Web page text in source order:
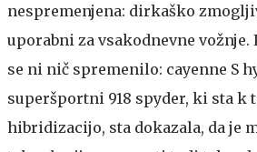
nespremenjena: dirkaško
uporabni za vsakodnevne
se ni nič spremenilo: cayenne S
superšportni 918 spyder, ki sta k
hibridizacijo, sta dokazala, da je